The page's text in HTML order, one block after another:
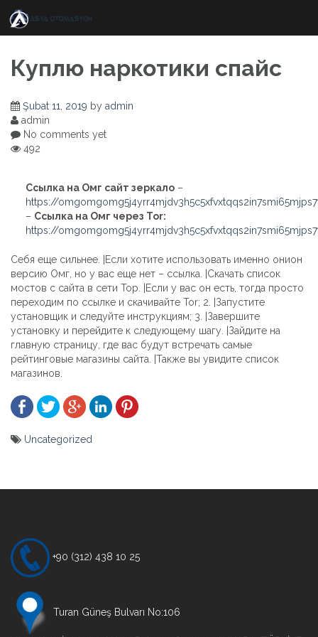
content
Куплю наркотики спайс
Şubat 11, 2019 by admin
admin
No comments yet
492
Ссылка на Омг сайт зеркало –
https://
– Ссылка на Омг через Tor:
https://
Себя еще сильнее. |Если хотите использовать именно онион
версию Омг, но у вас еще нет – ссылка. |Скачать список
мостов с сайта в сети Тор. |Если у вас он есть, тогда просто
переходим по ссылке и скачивайте Tor; 2. |Запустите
установщик и следуйте инструкциям; 3. |Завершите
установку и перейдите к следующему шагу. |Зайдите на
главную страницу, где вас будут встречать самые
рейтинговые магазины сайта. |Также вы увидите список
магазинов.
Uncategorized
+90 (312) 438 10 25
Turan Güneş Bulvarı No:106